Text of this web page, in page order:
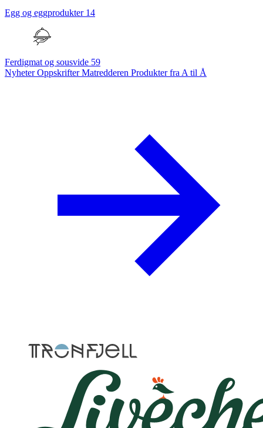
Egg og eggprodukter 14
Ferdigmat og sousvide 59
NyheterOppskrifterMatredderen Produkter fra A til Å